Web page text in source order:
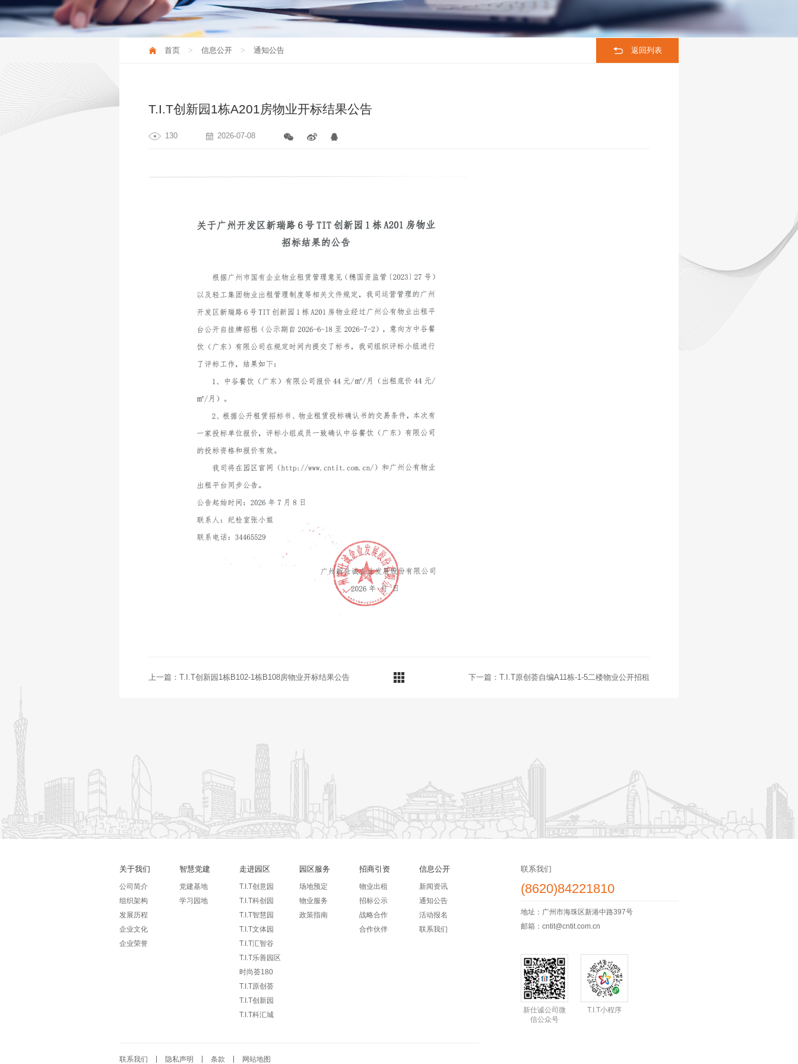
新闻资讯 联系我们
首页 信息公开 通知公告 返回列表
T.I.T创新园1栋A201房物业开标结果公告
130 2026-07-08
上一篇：T.I.T创新园1栋B102-1栋B108房物业开标结果公告 下一篇：T.I.T原创荟自编A11栋-1-5二楼物业公开招租
关于我们
公司简介
组织架构
发展历程
企业文化
企业荣誉
智慧党建
党建基地
学习园地
走进园区
T.I.T创意园
T.I.T科创园
T.I.T智慧园
T.I.T文体园
T.I.T汇智谷
T.I.T乐善园区
时尚荟180
T.I.T原创荟
T.I.T创新园
T.I.T科汇城
园区服务
场地预定
物业服务
政策指南
招商引资
物业出租
招标公示
战略合作
合作伙伴
信息公开
新闻资讯
通知公告
活动报名
联系我们
联系我们 隐私声明 条款 网站地图
联系我们
(8620)84221810
地址：广州市海珠区新港中路397号
邮箱：cntit@cntit.com.cn
新仕诚公司微
信公众号
T.I.T小程序